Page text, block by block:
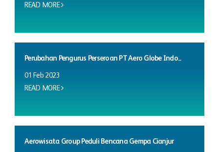
READ MORE
Perubahan Pengurus Perseroan PT Aero Globe Indo...
01 Feb 2023
READ MORE
Aerowisata Group Peduli Bencana Gempa Cianjur